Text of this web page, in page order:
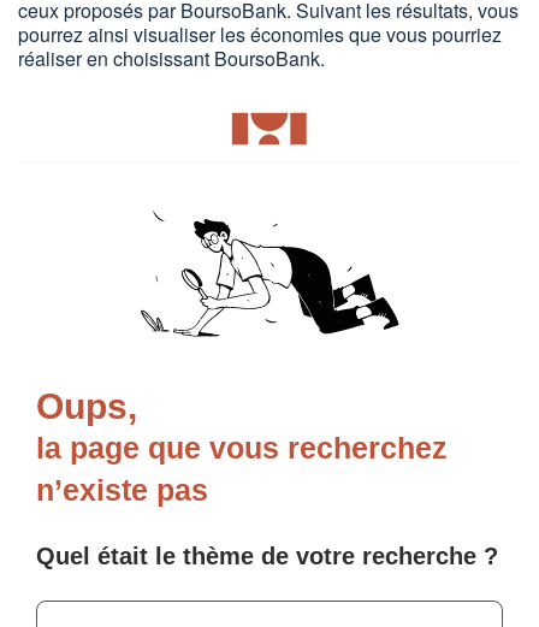
ceux proposés par BoursoBank. Suivant les résultats, vous
pourrez ainsi visualiser les économies que vous pourriez
réaliser en choisissant BoursoBank.